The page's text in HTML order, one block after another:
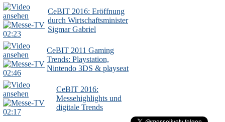
02:23
CeBIT 2016: Eröffnung
durch Wirtschaftsminister
Sigmar Gabriel
02:46
CeBIT 2011 Gaming
Trends: Playstation,
Nintendo 3DS & playseat
02:17
CeBIT 2016:
Messehighlights und
digitale Trends